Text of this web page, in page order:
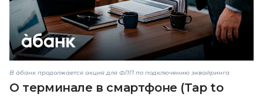
В àбанк продолжается акция для ФЛП по подключению эквайринга
О терминале в смартфоне (Tap to